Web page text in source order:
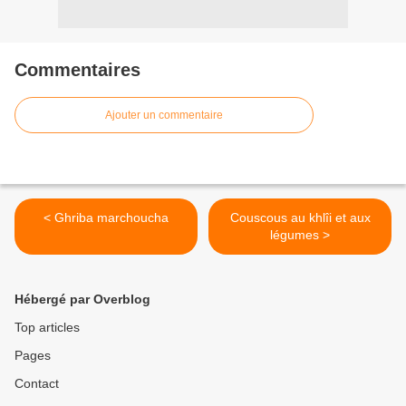
Commentaires
Ajouter un commentaire
< Ghriba marchoucha
Couscous au khlîi et aux
légumes >
Hébergé par Overblog
Top articles
Pages
Contact